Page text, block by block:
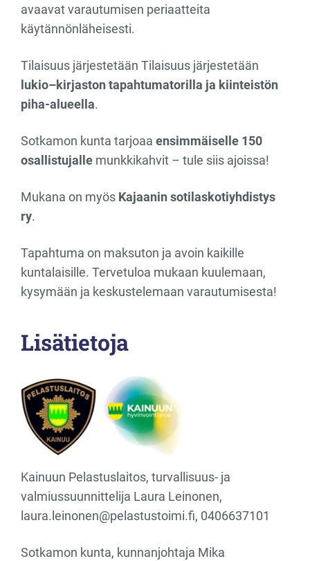
avaavat varautumisen periaatteita
käytännönläheisesti.
Tilaisuus järjestetään Tilaisuus järjestetään
lukio–kirjaston tapahtumatorilla ja kiinteistön
piha-alueella.
Sotkamon kunta tarjoaa ensimmäiselle 150
osallistujalle munkkikahvit – tule siis ajoissa!
Mukana on myös Kajaanin sotilaskotiyhdistys
ry.
Tapahtuma on maksuton ja avoin kaikille
kuntalaisille. Tervetuloa mukaan kuulemaan,
kysymään ja keskustelemaan varautumisesta!
Lisätietoja
Kainuun Pelastuslaitos, turvallisuus- ja
valmiussuunnittelija Laura Leinonen,
laura.leinonen@pelastustoimi.fi, 0406637101
Sotkamon kunta, kunnanjohtaja Mika